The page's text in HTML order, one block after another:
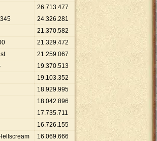
26.713.477
24.326.281
21.370.582
21.329.472
21.259.067
19.370.513
19.103.352
18.929.995
18.042.896
17.735.711
16.726.155
16.069.666